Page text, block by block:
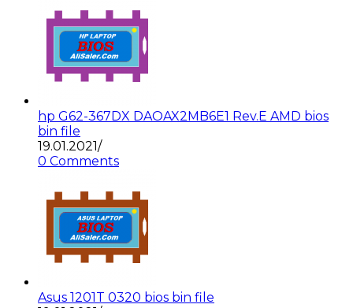
hp G62-367DX DAOAX2MB6E1 Rev.E AMD bios
bin file
19.01.2021/
0 Comments
Asus 1201T 0320 bios bin file